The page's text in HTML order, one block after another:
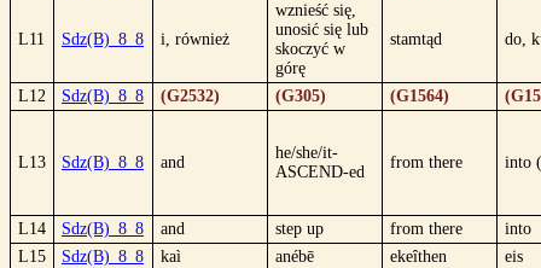
L11 Sdz(B)_8_8 i, również
wznieść się,
unosić się lub
skoczyć w
górę
stamtąd do,
L12 Sdz(B)_8_8 (G2532) (G305) (G1564)
L13 Sdz(B)_8_8 and
he/she/it-
ASCEND-ed
from there into
L14 Sdz(B)_8_8 and step up from there
into
L15
Sdz(B)_8_8 kaì anébē ekeîthen
eis